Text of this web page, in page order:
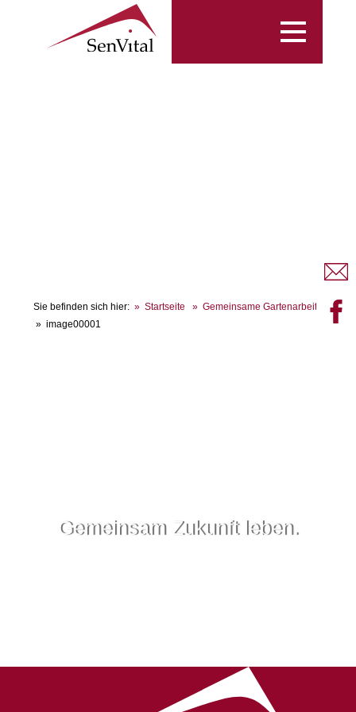
Toggle
Sie befinden sich hier: Startseite
Gemeinsame Gartenarbeit
image00001
Gemeinsam Zukunft leben.